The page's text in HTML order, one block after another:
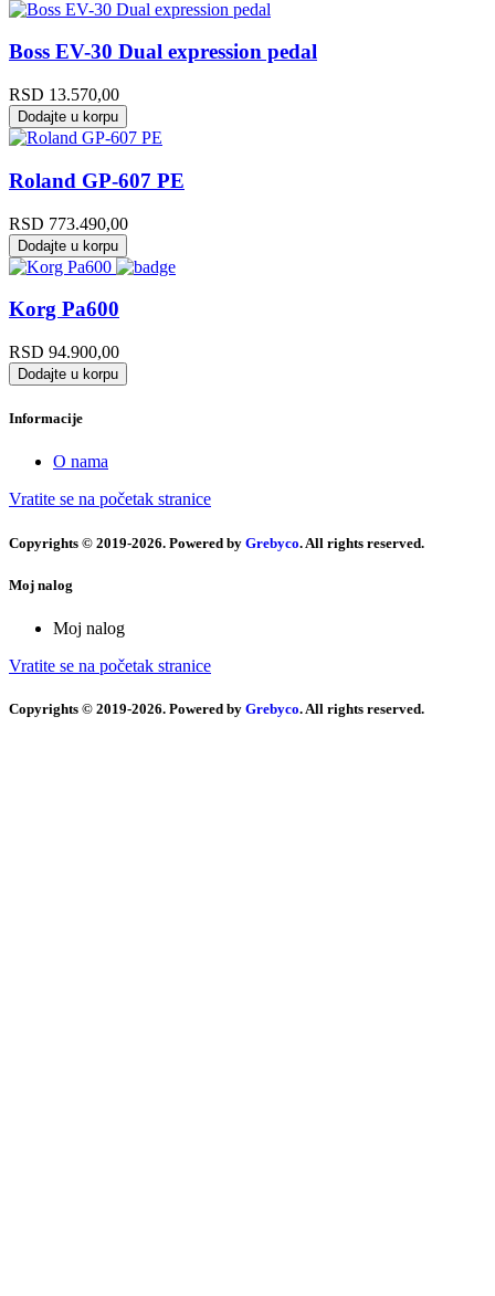
Boss EV-30 Dual expression pedal
RSD 13.570,00
Dodajte u korpu
Roland GP-607 PE
RSD 773.490,00
Dodajte u korpu
Korg Pa600
RSD 94.900,00
Dodajte u korpu
Informacije
O nama
Vratite se na početak stranice
Copyrights © 2019-2026. Powered by Grebyco. All rights reserved.
Moj nalog
Moj nalog
Vratite se na početak stranice
Copyrights © 2019-2026. Powered by Grebyco. All rights reserved.